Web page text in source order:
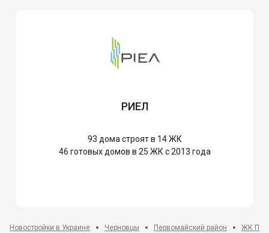
РИЕЛ
93 дома строят в 14 ЖК
46 готовых домов в 25 ЖК с 2013 года
Новостройки в Украине Черновцы Первомайский район ЖК